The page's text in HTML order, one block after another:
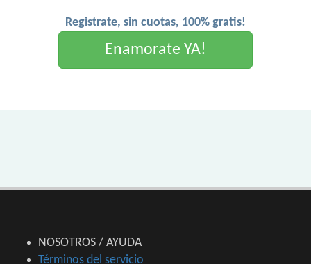
Registrate, sin cuotas, 100% gratis!
Enamorate YA!
NOSOTROS / AYUDA
Términos del servicio